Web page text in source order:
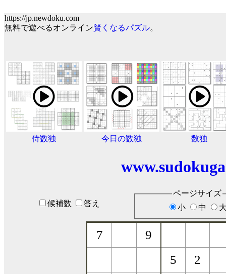
https://jp.newdoku.com
無料で遊べるオンライン賢くなるパズル。
侍数独 今日の数独 数独
候補数 答え
ページサイズ
小
中